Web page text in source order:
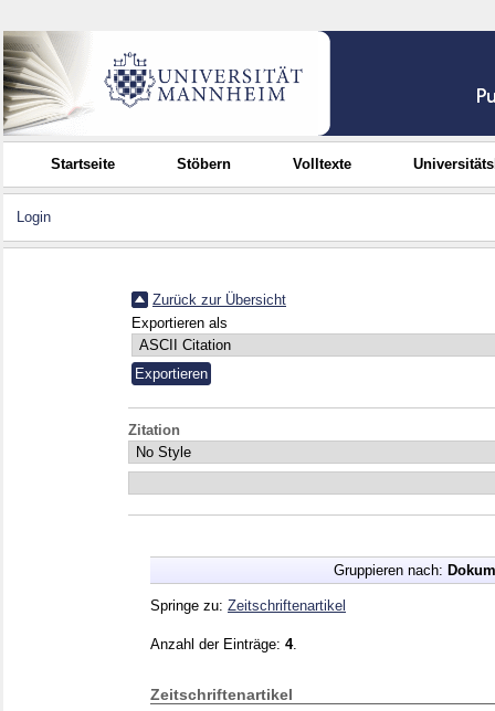
Startseite Stöbern Volltexte
Login
Zurück zur Übersicht
Exportieren als
Zitation
Gruppieren nach:
Springe zu: Zeitschriftenartikel
Anzahl der Einträge: 4.
Zeitschriftenartikel